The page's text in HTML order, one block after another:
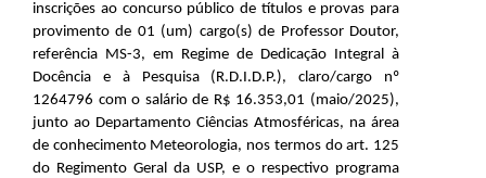
inscrições ao concurso público de títulos e provas para
provimento de 01 (um) cargo(s) de Professor Doutor,
referência MS-3, em Regime de Dedicação Integral à
Docência e à Pesquisa (R.D.I.D.P.), claro/cargo nº
1264796 com o salário de R$ 16.353,01 (maio/2025),
junto ao Departamento Ciências Atmosféricas, na área
de conhecimento Meteorologia, nos termos do art. 125
do Regimento Geral da USP, e o respectivo programa